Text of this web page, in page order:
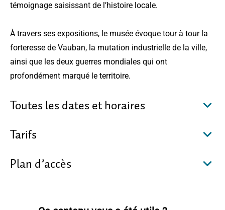
témoignage saisissant de l’histoire locale.
À travers ses expositions, le musée évoque tour à tour la
forteresse de Vauban, la mutation industrielle de la ville,
ainsi que les deux guerres mondiales qui ont
profondément marqué le territoire.
Toutes les dates et horaires
Tarifs
Plan d’accès